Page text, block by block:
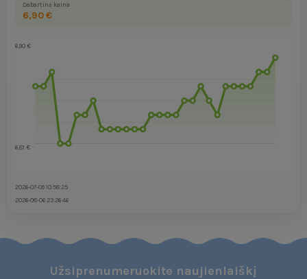
Dabartinė kaina
6,90 €
6,90 €
6,81 €
2026-07-09 10:58:25
2026-08-06 23:26:46
Užsiprenumeruokite naujienlaiškį